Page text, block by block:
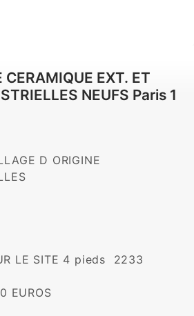
CERAMIQUE EXT. ET
NEUFS Paris 1
D ORIGINE
LE SITE 4 pieds  2233
EUROS